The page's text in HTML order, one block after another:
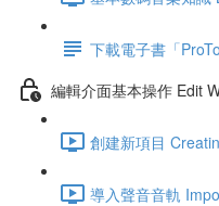
下載電子書「
編輯介面基本操作 Edit
創建新項目
導入聲音音軌